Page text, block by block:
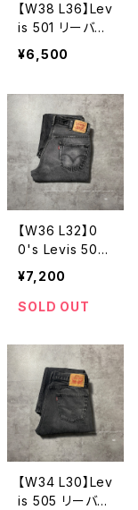
【W38 L36】Lev
is 501 リーバイ
ス ボタンフラ
イ ストレー
クグレー ブラ
ックデニムパン
ツ ジーンズ
¥6,500
【W36 L32】0
0's Levis 505
リーバイス ジ
ッパーフライ
ストレート ヒ
ラックデニム
ジーンズ
¥7,200
SOLD OUT
【W34 L30】Lev
is 505 リーバイ